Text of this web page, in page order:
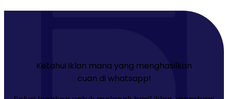
Ketahui iklan mana yang menghasilkan
cuan di whatsapp!